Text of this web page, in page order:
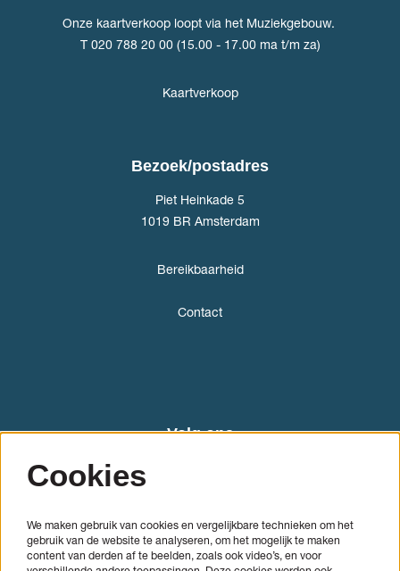
Onze kaartverkoop loopt via het Muziekgebouw.
T 020 788 20 00 (15.00 - 17.00 ma t/m za)
Kaartverkoop
Bezoek/postadres
Piet Heinkade 5
1019 BR Amsterdam
Bereikbaarheid
Contact
Volg ons
Cookies
We maken gebruik van cookies en vergelijkbare technieken om het
gebruik van de website te analyseren, om het mogelijk te maken
content van derden af te beelden, zoals ook video’s, en voor